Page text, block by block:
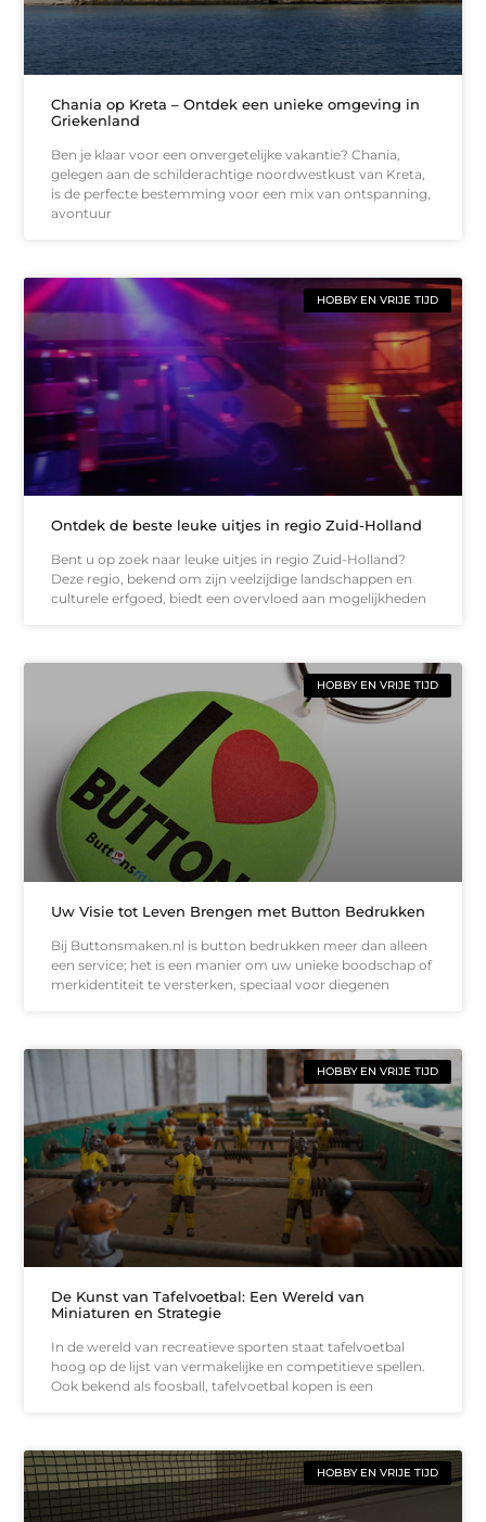
Chania op Kreta – Ontdek een unieke omgeving in
Griekenland
Ben je klaar voor een onvergetelijke vakantie? Chania,
gelegen aan de schilderachtige noordwestkust van Kreta,
is de perfecte bestemming voor een mix van ontspanning,
avontuur
HOBBY EN VRIJE TIJD
Ontdek de beste leuke uitjes in regio Zuid-Holland
Bent u op zoek naar leuke uitjes in regio Zuid-Holland?
Deze regio, bekend om zijn veelzijdige landschappen en
culturele erfgoed, biedt een overvloed aan mogelijkheden
HOBBY EN VRIJE TIJD
Uw Visie tot Leven Brengen met Button Bedrukken
Bij Buttonsmaken.nl is button bedrukken meer dan alleen
een service; het is een manier om uw unieke boodschap of
merkidentiteit te versterken, speciaal voor diegenen
HOBBY EN VRIJE TIJD
De Kunst van Tafelvoetbal: Een Wereld van
Miniaturen en Strategie
In de wereld van recreatieve sporten staat tafelvoetbal
hoog op de lijst van vermakelijke en competitieve spellen.
Ook bekend als foosball, tafelvoetbal kopen is een
HOBBY EN VRIJE TIJD